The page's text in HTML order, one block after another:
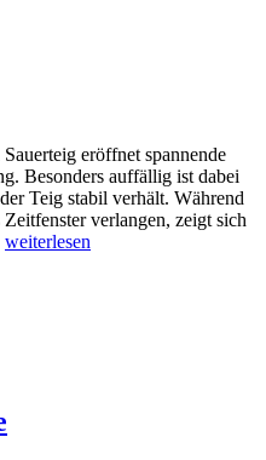
eröffnet spannende
Besonders auffällig ist dabei
Teig stabil verhält. Während
verlangen, zeigt sich
weiterlesen